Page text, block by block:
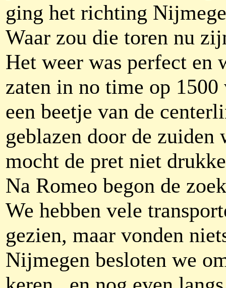
ging het richting
Waar zou die toren nu
Het weer was perfect en
zaten in no time op 1500
een beetje van de
geblazen door de zuiden
mocht de pret niet
Na Romeo begon de
We hebben vele
gezien, maar vonden
Nijmegen besloten we